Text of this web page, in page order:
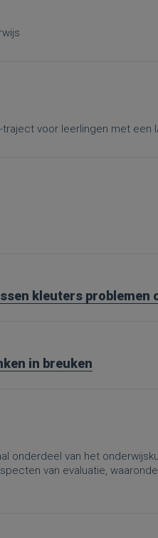
voor leerlingen met een
kleuters problemen
in breuken
onderdeel van het
van evaluatie,